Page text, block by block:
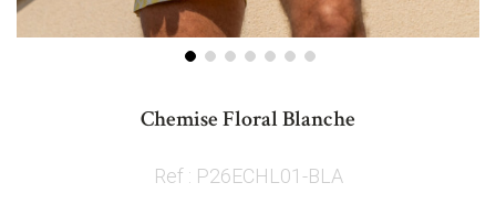
Chemise Floral Blanche
Ref : P26ECHL01-BLA